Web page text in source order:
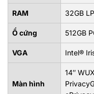
RAM 32GB
Ổ cứng 512GB
VGA Intel®
Màn hình
14″